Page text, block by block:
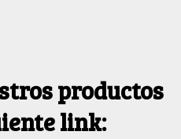
productos
link: